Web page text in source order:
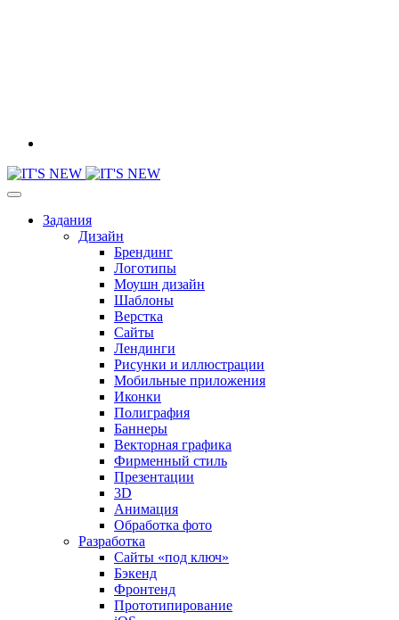
Задания
Дизайн
Брендинг
Логотипы
Моушн дизайн
Шаблоны
Верстка
Сайты
Лендинги
Рисунки и иллюстрации
Мобильные приложения
Иконки
Полиграфия
Баннеры
Векторная графика
Фирменный стиль
Презентации
3D
Анимация
Обработка фото
Разработка
Сайты «под ключ»
Бэкенд
Фронтенд
Прототипирование